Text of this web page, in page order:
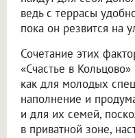
ведь с террасы
пока он резвится на
Сочетание этих
«Счастье в
как для молодых
наполнение и
и для их семей,
в приватной зоне,